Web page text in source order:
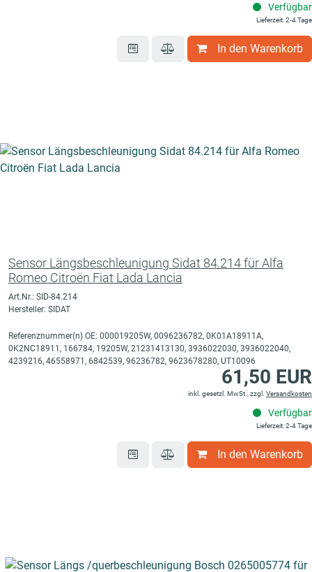
Verfügbar
Lieferzeit: 2-4 Tage
In den Warenkorb
Sensor Längsbeschleunigung Sidat 84.214 für Alfa
Romeo Citroën Fiat Lada Lancia
Art.Nr.: SID-84.214
Hersteller: SIDAT
Referenznummer(n) OE: 000019205W, 0096236782, 0K01A18911A,
0K2NC18911, 166784, 19205W, 21231413130, 3936022030, 3936022040,
4239216, 46558971, 6842539, 96236782, 9623678280, UT10096
61,50 EUR
inkl. gesetzl. MwSt., zzgl. Versandkosten
Verfügbar
Lieferzeit: 2-4 Tage
In den Warenkorb